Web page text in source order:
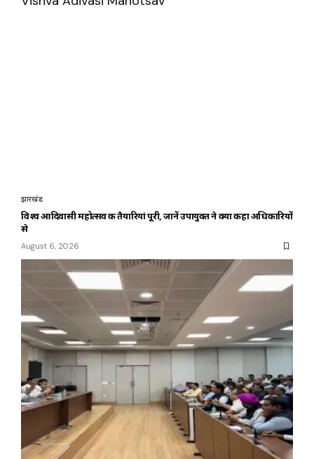
झारखंड
विश्व आदिवासी महोत्सव की तैयारियां पूरी, जानें उपायुक्त ने क्या कहा अधिकारियों
से
August 6, 2026